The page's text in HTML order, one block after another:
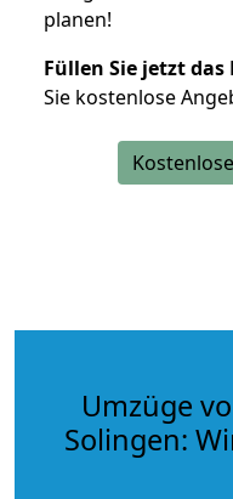
planen!
Füllen Sie jetzt
Sie kostenlose
Umzüge
Solingen: